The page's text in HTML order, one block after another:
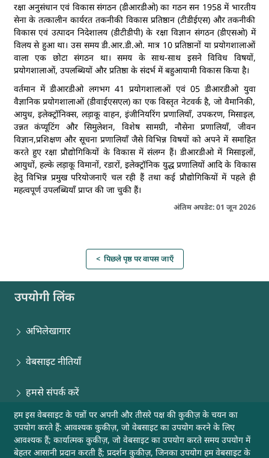
रक्षा अनुसंधान एवं विकास संगठन (डीआरडीओ) का गठन सन 1958 में भारतीय
सेना के तत्कालीन कार्यरत तकनीकी विकास प्रतिष्ठान (टीडीईएस) और तकनीकी
विकास एवं उत्पादन निदेशालय (डीटीडीपी) के रक्षा विज्ञान संगठन (डीएसओ) में
विलय से हुआ था। उस समय डी.आर.डी.ओ. मात्र 10 प्रतिष्ठानों या प्रयोगशालाओं
वाला एक छोटा संगठन था। समय के साथ-साथ इसने विविध विषयों,
प्रयोगशालाओं, उपलब्धियों और प्रतिष्ठा के संदर्भ में बहुआयामी विकास किया है।
वर्तमान में डीआरडीओ लगभग 41 प्रयोगशालाओं एवं 05 डीआरडीओ युवा
वैज्ञानिक प्रयोगशालाओं (डीवाईएसएल) का एक विस्तृत नेटवर्क है, जो वैमानिकी,
आयुध, इलेक्ट्रॉनिक्स, लड़ाकू वाहन, इंजीनियरिंग प्रणालियाँ, उपकरण, मिसाइल,
उन्नत कंप्यूटिंग और सिमुलेशन, विशेष सामग्री, नौसेना प्रणालियाँ, जीवन
विज्ञान,प्रशिक्षण और सूचना प्रणालियाँ जैसे विभिन्न विषयों को अपने में समाहित
करते हुए रक्षा प्रौद्योगिकियों के विकास में संलग्न हैं। डीआरडीओ में मिसाइलों,
आयुधों, हल्के लड़ाकू विमानों, रडारों, इलेक्ट्रॉनिक युद्ध प्रणालियों आदि के विकास
हेतु विभिन्न प्रमुख परियोजनाएँ चल रही हैं तथा कई प्रौद्योगिकियों में पहले ही
महत्वपूर्ण उपलब्धियाँ प्राप्त की जा चुकी हैं।
अंतिम अपडेट: 01 जून 2026
हम इस वेबसाइट के पन्नों पर अपनी और तीसरे पक्ष की कुकीज़ के चयन का
उपयोग करते हैं: आवश्यक कुकीज़, जो वेबसाइट का उपयोग करने के लिए
आवश्यक हैं; कार्यात्मक कुकीज़, जो वेबसाइट का उपयोग करते समय उपयोग में
बेहतर आसानी प्रदान करती हैं; प्रदर्शन कुकीज़, जिनका उपयोग हम वेबसाइट के
< पिछले पृष्ठ पर वापस जाएँ
उपयोगी लिंक
अभिलेखागार
वेबसाइट नीतियाँ
हमसे संपर्क करें
साइटमैप
मदद